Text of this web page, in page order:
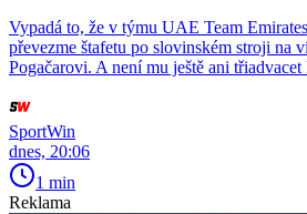
Vypadá to, že v týmu UAE Team
převezme štafetu po slovinském stroji na
Pogačarovi. A není mu ještě ani třiadvacet
SportWin
dnes, 20:06
1 min
Reklama